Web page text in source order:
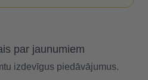
par jaunumiem
izdevīgus piedāvājumus.